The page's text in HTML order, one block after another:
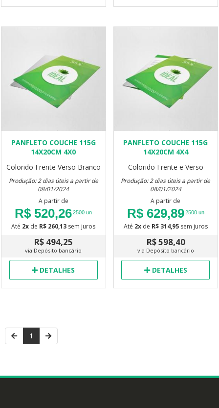
PANFLETO COUCHE 115G
14X20CM 4X0
Colorido Frente Verso Branco
Produção: 2 dias úteis a partir de
08/01/2024
A partir de
R$ 520,262500 un
Até 2x de R$ 260,13 sem juros
R$ 494,25
via Depósito bancário
DETALHES
PANFLETO COUCHE 115G
14X20CM 4X4
Colorido Frente e Verso
Produção: 2 dias úteis a partir de
08/01/2024
A partir de
R$ 629,892500 un
Até 2xde R$ 314,95sem juros
R$ 598,40
via Depósito bancário
DETALHES
1